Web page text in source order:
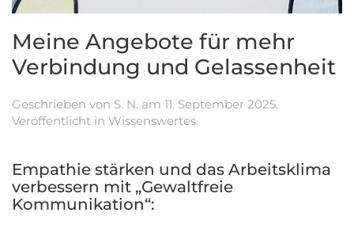
Meine Angebote für mehr
Verbindung und Gelassenheit
Geschrieben von S. N. am 11. September 2025.
Veröffentlicht in Wissenswertes.
Empathie stärken und das Arbeitsklima
verbessern mit „Gewaltfreie
Kommunikation“: